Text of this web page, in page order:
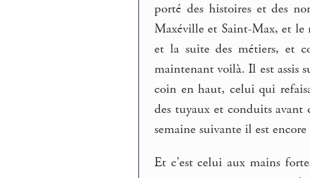
porté des histoires et des
Maxéville et Saint-Max, et le
et la suite des métiers, et
maintenant voilà. Il est assis
coin en haut, celui qui
des tuyaux et conduits avant
semaine suivante il est
Et c’est celui aux mains